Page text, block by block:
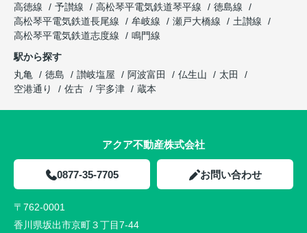
高徳線
予讃線 高松琴平電気鉄道琴平線
徳島線
高松琴平電気鉄道長尾線
牟岐線 瀬戸大橋線
土讃線
高松琴平電気鉄道志度線
鳴門線
駅から探す
丸亀
徳島 讃岐塩屋 阿波富田 仏生山
太田
空港通り
佐古 宇多津 蔵本
アクア不動産株式会社
0877-35-7705 お問い合わせ
〒762-0001
香川県坂出市京町３丁目7-44